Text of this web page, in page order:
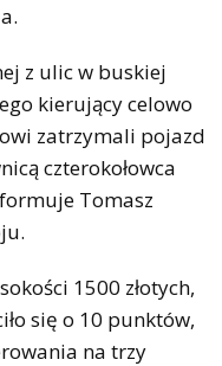
z ulic w buskiej
kierujący celowo
zatrzymali pojazd
czterokołowca
Tomasz
1500 złotych,
się o 10 punktów,
na trzy